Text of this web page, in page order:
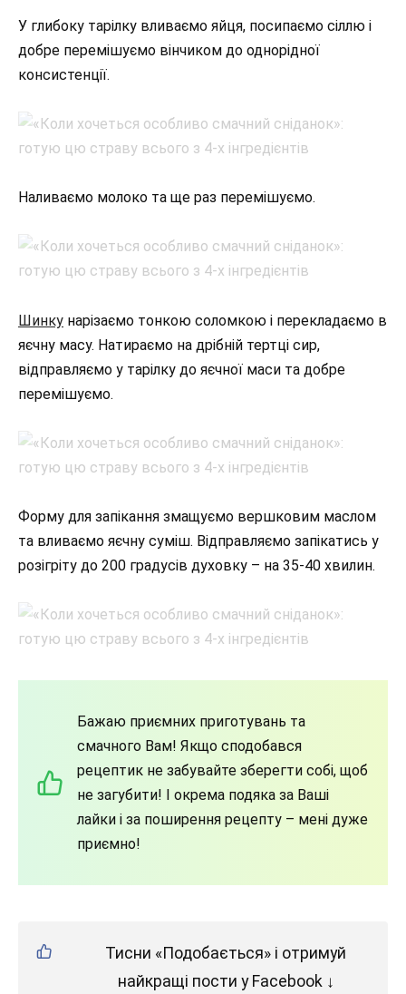
У глибоку тарілку вливаємо яйця, посипаємо сіллю і
добре перемішуємо вінчиком до однорідної
консистенції.
Наливаємо молоко та ще раз перемішуємо.
Шинку нарізаємо тонкою соломкою і перекладаємо в
яєчну масу. Натираємо на дрібній тертці сир,
відправляємо у тарілку до яєчної маси та добре
перемішуємо.
Форму для запікання змащуємо вершковим маслом
та вливаємо яєчну суміш. Відправляємо запікатись у
розігріту до 200 градусів духовку – на 35-40 хвилин.
Бажаю приємних приготувань та
смачного Вам! Якщо сподобався
рецептик не забувайте зберегти собі, щоб
не загубити! І окрема подяка за Ваші
лайки і за поширення рецепту – мені дуже
приємно!
Тисни «Подобається» і отримуй
найкращі пости у Facebook ↓